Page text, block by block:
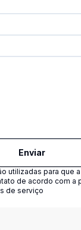
Enviar
utilizadas para que
de acordo com a
de serviço